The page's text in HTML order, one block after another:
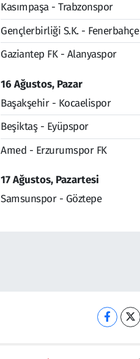
Kasımpaşa - Trabzonspor
Gençlerbirliği S.K. - Fenerbahçe
Gaziantep FK - Alanyaspor
16 Ağustos, Pazar
Başakşehir - Kocaelispor
Beşiktaş - Eyüpspor
Amed - Erzurumspor FK
17 Ağustos, Pazartesi
Samsunspor - Göztepe